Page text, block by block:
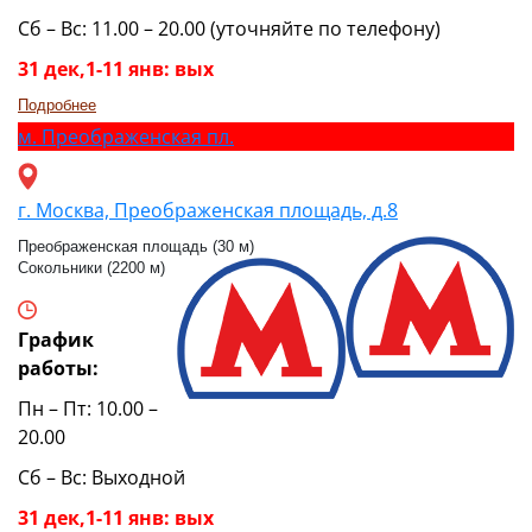
Сб – Вс: 11.00 – 20.00 (уточняйте по телефону)
31 дек,1-11 янв: вых
Подробнее
м. Преображенская пл.
г. Москва, Преображенская площадь, д.8
Преображенская площадь (30 м)
Сокольники (2200 м)
График
работы:
Пн – Пт: 10.00 –
20.00
Сб – Вс: Выходной
31 дек,1-11 янв: вых